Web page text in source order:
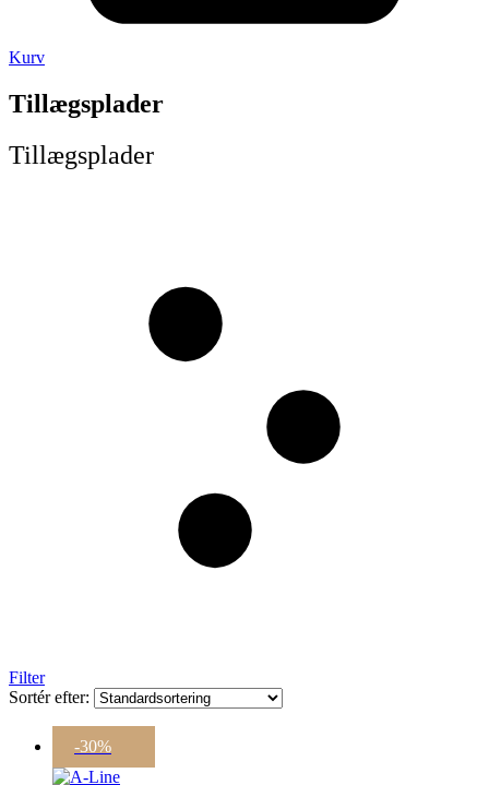
Kurv
Tillægsplader
Tillægsplader
Filter
Sortér efter:
-30%